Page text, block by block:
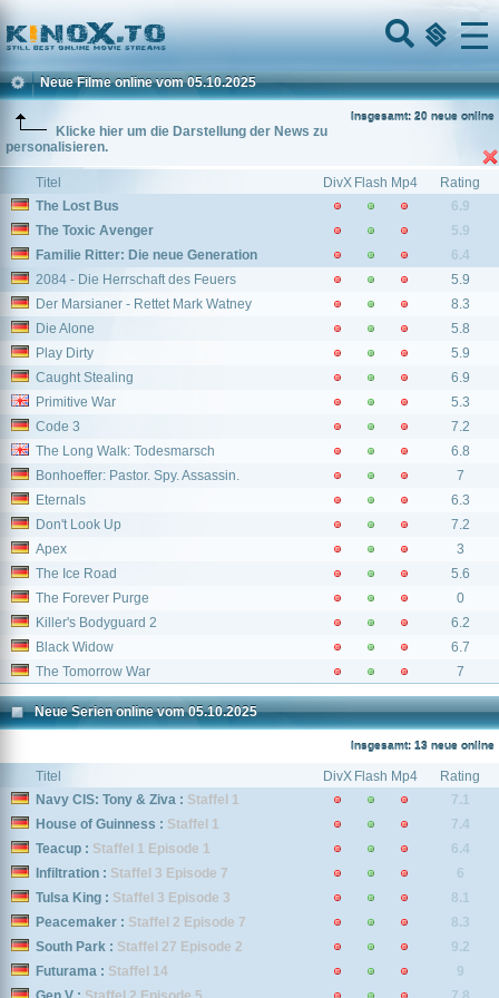
Home
Menu
Neue Filme online vom 05.10.2025
Insgesamt: 20 neue online
Klicke hier um die Darstellung der News zu
personalisieren.
Titel DivX Flash Mp4
Rating
The Lost Bus
6.9
The Toxic Avenger
5.9
Familie Ritter: Die neue Generation
6.4
2084 - Die Herrschaft des Feuers
5.9
Der Marsianer - Rettet Mark Watney
8.3
Die Alone
5.8
Play Dirty
5.9
Caught Stealing
6.9
Primitive War
5.3
Code 3
7.2
The Long Walk: Todesmarsch
6.8
Bonhoeffer: Pastor. Spy. Assassin.
7
Eternals
6.3
Don't Look Up
7.2
Apex
3
The Ice Road
5.6
The Forever Purge
0
Killer's Bodyguard 2
6.2
Black Widow
6.7
The Tomorrow War
7
Neue Serien online vom 05.10.2025
Insgesamt: 13 neue online
Titel DivX Flash Mp4
Rating
Navy CIS: Tony & Ziva : Staffel 1
7.1
House of Guinness : Staffel 1
7.4
Teacup : Staffel 1 Episode 1
6.4
Infiltration : Staffel 3 Episode 7
6
Tulsa King : Staffel 3 Episode 3
8.1
Peacemaker : Staffel 2 Episode 7
8.3
South Park : Staffel 27 Episode 2
9.2
Futurama : Staffel 14
9